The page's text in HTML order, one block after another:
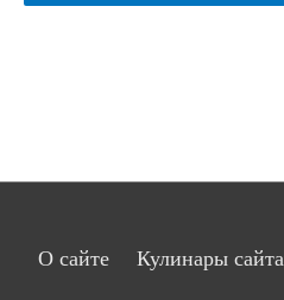
О сайте Кулинары сайта